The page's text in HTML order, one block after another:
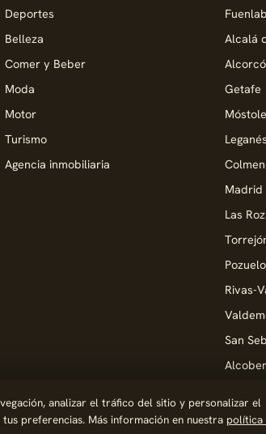
Deportes
Belleza
Comer y Beber
Moda
Motor
Turismo
Agencia inmobiliaria
Alcalá
Getafe
Leganés
Madrid
Las
Rivas-
San
Parla
analizar el tráfico del sitio y personalizar el
preferencias. Más información en nuestra política